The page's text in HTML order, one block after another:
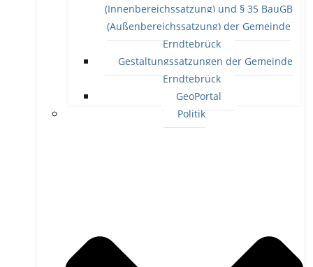
(Innenbereichssatzung) und § 35 BauGB
(Außenbereichssatzung) der Gemeinde
Erndtebrück
Gestaltungssatzungen der Gemeinde
Erndtebrück
GeoPortal
Politik